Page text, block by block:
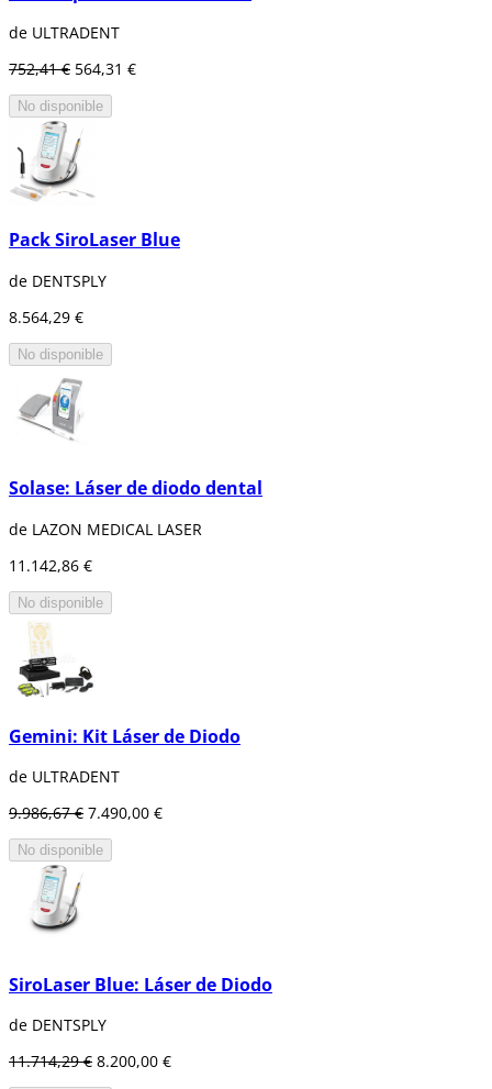
de ULTRADENT
752,41 € 564,31 €
No disponible
Pack SiroLaser Blue
de DENTSPLY
8.564,29 €
No disponible
Solase: Láser de diodo dental
de LAZON MEDICAL LASER
11.142,86 €
No disponible
Gemini: Kit Láser de Diodo
de ULTRADENT
9.986,67 € 7.490,00 €
No disponible
SiroLaser Blue: Láser de Diodo
de DENTSPLY
11.714,29 € 8.200,00 €